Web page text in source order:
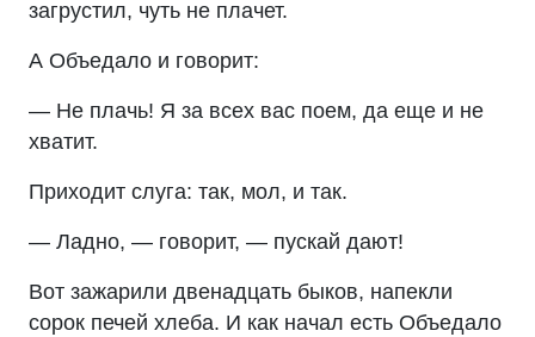
загрустил, чуть не плачет.
А Объедало и говорит:
— Не плачь! Я за всех вас поем, да еще и не
хватит.
Приходит слуга: так, мол, и так.
— Ладно, — говорит, — пускай дают!
Вот зажарили двенадцать быков, напекли
сорок печей хлеба. И как начал есть Объедало